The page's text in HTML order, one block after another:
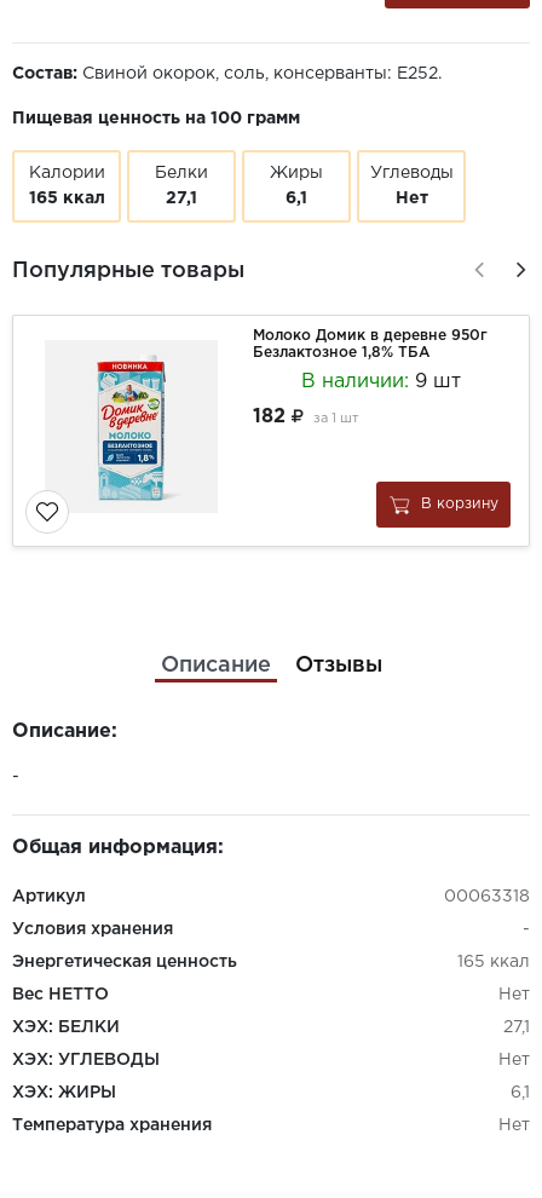
Состав: Свиной окорок, соль, консерванты: Е252.
Пищевая ценность на 100 грамм
Калории
165 ккал
Белки
27,1
Жиры
6,1
Углеводы
Нет
Популярные товары
Молоко Домик в деревне 950г
Безлактозное 1,8% ТБА
В наличии: 9 шт
182
за 1 шт
В корзину
Описание Отзывы
Описание:
-
Общая информация:
Артикул 00063318
Условия хранения -
Энергетическая ценность 165 ккал
Вес НЕТТО Нет
ХЭХ: БЕЛКИ 27,1
ХЭХ: УГЛЕВОДЫ Нет
ХЭХ: ЖИРЫ 6,1
Температура хранения Нет